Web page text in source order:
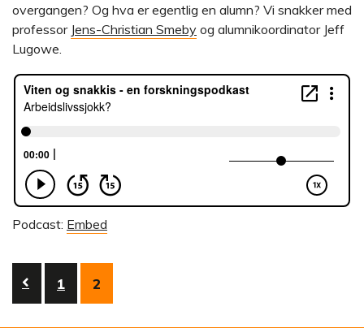
overgangen? Og hva er egentlig en alumn? Vi snakker med
professor Jens-Christian Smeby og alumnikoordinator Jeff
Lugowe.
Podcast: Embed
Innleggnavigasjon
1 2